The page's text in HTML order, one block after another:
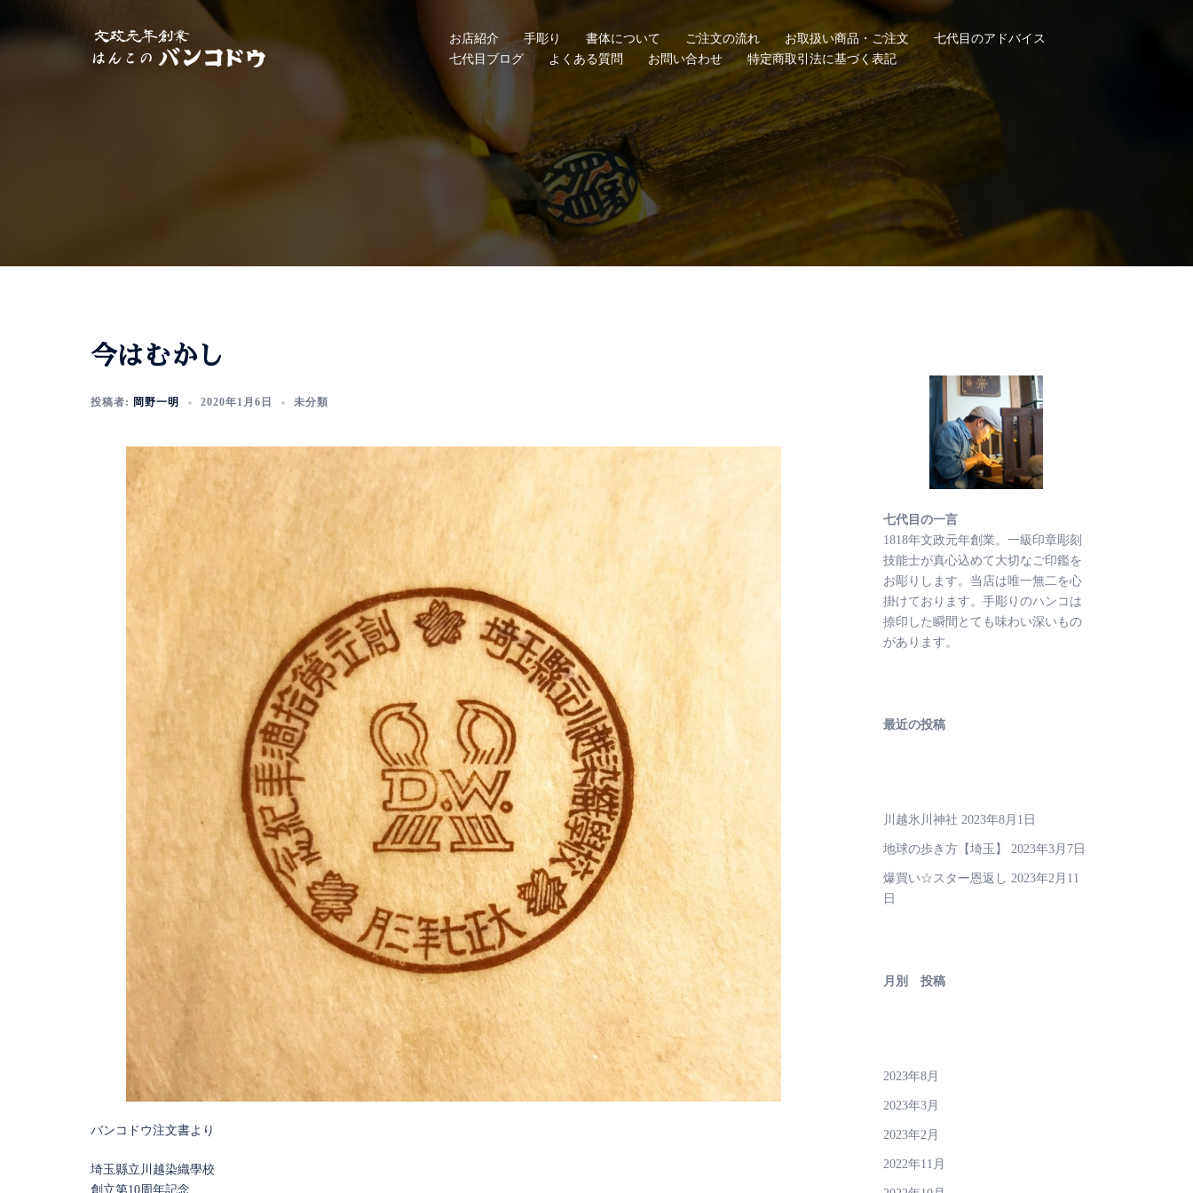
お店紹介 手彫り 書体について ご注文の流れ お取扱い商品・ご注文
七代目のアドバイス
七代目ブログ
よくある質問 お問い合わせ 特定商取引法に基づく表記
今はむかし
投稿者: 岡野一明 2020年1月6日 未分類
バンコドウ注文書より
埼玉縣立川越染織學校
創立第10周年記念
七代目の一言
1818年文政元年創業。一級印章彫刻
技能士が真心込めて大切なご印鑑を
お彫りします。当店は唯一無二を心
掛けております。手彫りのハンコは
捺印した瞬間とても味わい深いもの
があります。
最近の投稿
川越氷川神社 2023年8月1日
地球の歩き方【埼玉】 2023年3月7日
爆買い☆スター恩返し 2023年2月11
日
月別 投稿
2023年8月
2023年3月
2023年2月
2022年11月